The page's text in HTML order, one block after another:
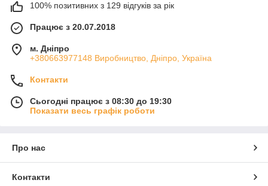
100% позитивних з 129 відгуків за рік
Працює з 20.07.2018
м. Дніпро
+380663977148 Виробництво, Дніпро, Україна
Контакти
Сьогодні працює з 08:30 до 19:30
Показати весь графік роботи
Про нас
Контакти